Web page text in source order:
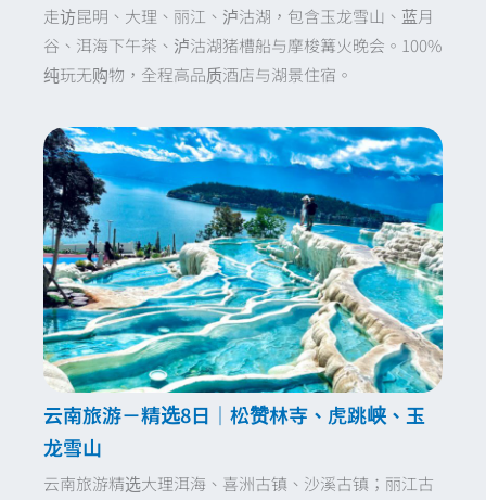
走访昆明、大理、丽江、泸沽湖，包含玉龙雪山、蓝月
谷、洱海下午茶、泸沽湖猪槽船与摩梭篝火晚会。100%
纯玩无购物，全程高品质酒店与湖景住宿。
云南旅游－精选8日｜松赞林寺、虎跳峡、玉
龙雪山
云南旅游精选大理洱海、喜洲古镇、沙溪古镇；丽江古